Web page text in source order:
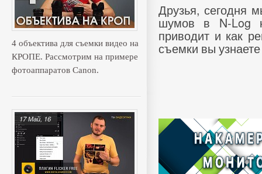
4 объектива для съемки видео на
КРОПЕ. Рассмотрим на примере
фотоаппаратов Canon.
17 Май, 16
Друзья, сегодня
шумов в N-Log
приводит и как
съемки вы